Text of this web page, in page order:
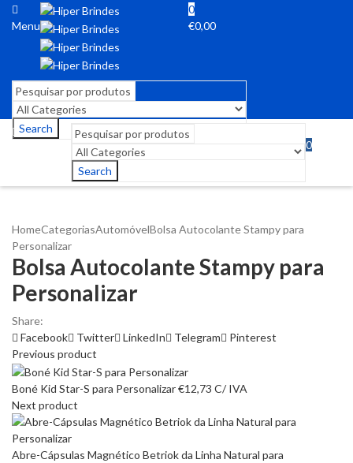
Menu
0
€0,00
Search
Search
0
HomeCategoriasAutomóvelBolsa Autocolante Stampy para
Personalizar
Bolsa Autocolante Stampy para
Personalizar
Share:
Facebook
Twitter LinkedIn Telegram
Pinterest
Previous product
Boné Kid Star-S para Personalizar€12,73 C/ IVA
Next product
Abre-Cápsulas Magnético Betriok da Linha Natural para